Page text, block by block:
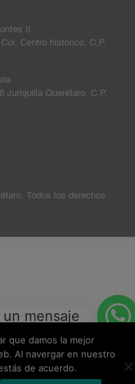
II:
Centro histórico, C.P.
Juriquilla Querétaro, C.P.
Todos los derechos
que damos la mejor
Al navergar en nuestro
de acuerdo.
mensaje